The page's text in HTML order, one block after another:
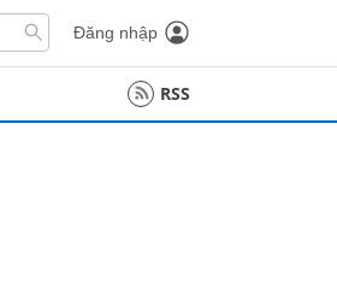
Đăng nhập
RSS